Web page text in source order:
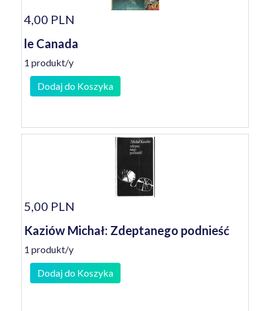
4,00 PLN
le Canada
1 produkt/y
Dodaj do Koszyka
5,00 PLN
Kaziów Michał: Zdeptanego podnieść
1 produkt/y
Dodaj do Koszyka